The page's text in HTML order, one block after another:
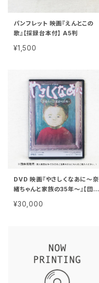
パンフレット 映画『えんとこの
歌』【採録台本付】 A5判
¥1,500
DVD 映画『やさしくなあに〜奈
緒ちゃんと家族の35年〜』【団体
¥30,000